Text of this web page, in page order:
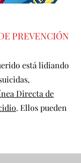
PREVENCIÓN
está lidiando
Directa de
. Ellos pueden